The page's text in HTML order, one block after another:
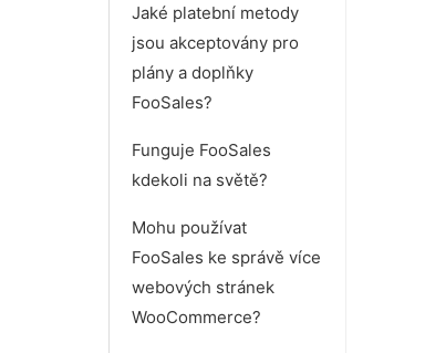
Jaké platební metody
jsou akceptovány pro
plány a doplňky
FooSales?
Funguje FooSales
kdekoli na světě?
Mohu používat
FooSales ke správě více
webových stránek
WooCommerce?